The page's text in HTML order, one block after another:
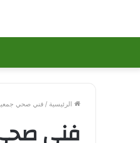
الرئيسية / فني صحي
فني